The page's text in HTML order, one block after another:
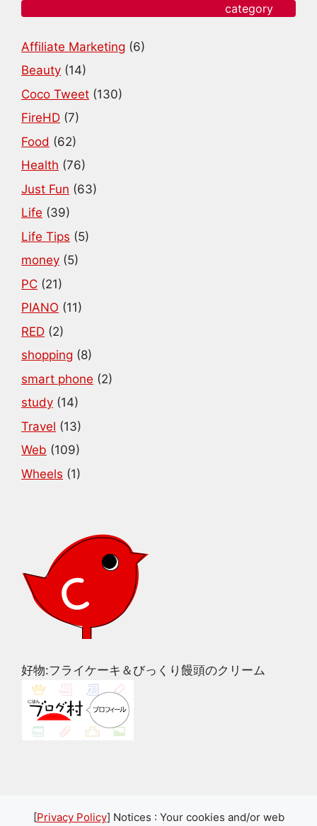
category
Affiliate Marketing (6)
Beauty (14)
Coco Tweet (130)
FireHD (7)
Food (62)
Health (76)
Just Fun (63)
Life (39)
Life Tips (5)
money (5)
PC (21)
PIANO (11)
RED (2)
shopping (8)
smart phone (2)
study (14)
Travel (13)
Web (109)
Wheels (1)
好物:フライケーキ＆びっくり饅頭のクリーム
[Privacy Policy] Notices : Your cookies and/or web